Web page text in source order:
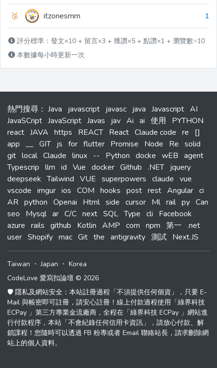
🥉 itzonesmm 1
評分標準：發文×10 + 留言×3 + 獲讚×5 + 點讚×1 + 瀏覽數÷10
本數據每小時更新一次
熱門搜尋 ： Java javascript javasc java Javascript AI
JavaSCript JavaScript Javas jav Ai ai 使用
PYTHON
react JAVA https REACT React Claude code re
[]
app __ GIT js for flutter Promise Node Re solid
git local Claude linux -- Python docke wEB agent
Typescrip llm id Vue docker Github .NET jquery
deepseek Tailwind VUE superpowers claude vue
vscode imgur ios COM hooks post rest Angular ci
AR python Openai Html side cursor Ml rail py Can
seo
Mysql ar C/C next SQL Type cli
Facebook
azure rails github Kotlin AMP com npm 第一 .net
user Shopify mac Git the antigravity 測試 Next.JS
Taiwan ・Japan ・ Korea
CodeLove 愛寫扣論壇 © 2026
🛡️ 隱私及網站安全：本站註冊過程「不須提供任何個資」，只要 E-
Mail 與帳密即可註冊，請安心註冊！線上付款過程使用「綠界科技
ECPay 」第三方專業金流廠商，全程在「綠界科技 ECPay 」網站進
行付款程序，本站「不會紀錄任何信用卡資訊」，請放心付款、解
鎖課程！您隨時可以透過 FB 粉專或者 Email 聯絡站長，請求刪除網
站上的個人資料。